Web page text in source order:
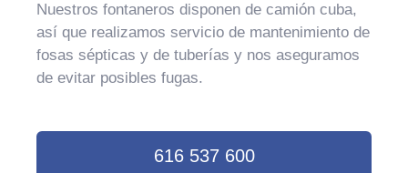
Nuestros fontaneros disponen de camión cuba,
así que realizamos servicio de mantenimiento de
fosas sépticas y de tuberías y nos aseguramos
de evitar posibles fugas.
616 537 600